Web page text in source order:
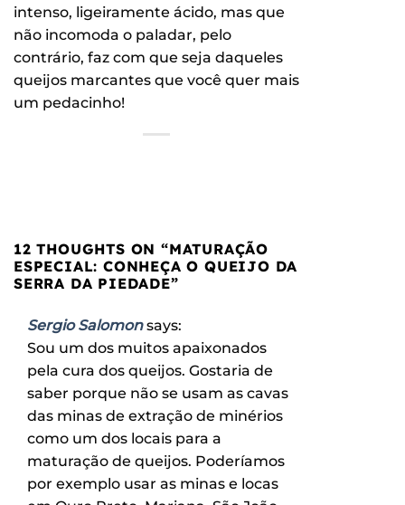
intenso, ligeiramente ácido, mas que
não incomoda o paladar, pelo
contrário, faz com que seja daqueles
queijos marcantes que você quer mais
um pedacinho!
12 THOUGHTS ON “MATURAÇÃO
ESPECIAL: CONHEÇA O QUEIJO DA
SERRA DA PIEDADE”
Sergio Salomon says:
Sou um dos muitos apaixonados
pela cura dos queijos. Gostaria de
saber porque não se usam as cavas
das minas de extração de minérios
como um dos locais para a
maturação de queijos. Poderíamos
por exemplo usar as minas e locas